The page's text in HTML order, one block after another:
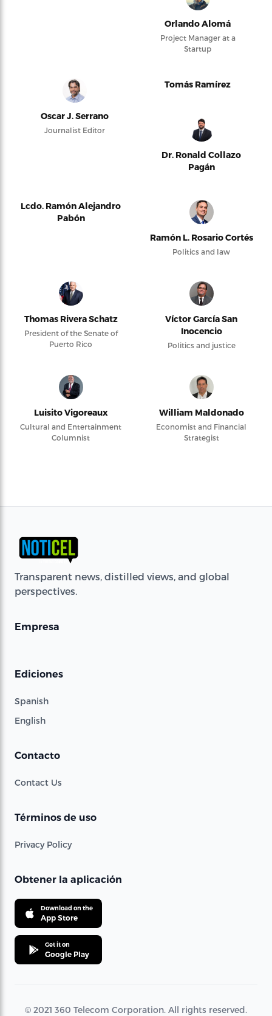
Orlando Alomá
Project Manager at a
Startup
Oscar J. Serrano
Journalist Editor
Tomás Ramírez
Dr. Ronald Collazo
Pagán
Lcdo. Ramón Alejandro
Pabón
Ramón L. Rosario Cortés
Politics and law
Thomas Rivera Schatz
President of the Senate of
Puerto Rico
Víctor García San
Inocencio
Politics and justice
Luisito Vigoreaux
Cultural and Entertainment
Columnist
William Maldonado
Economist and Financial
Strategist
Transparent news, distilled views, and global
perspectives.
Empresa
Ediciones
Spanish
English
Contacto
Contact Us
Términos de uso
Privacy Policy
Obtener la aplicación
Download on the
App Store
Get it on
Google Play
© 2021 360 Telecom Corporation. All rights reserved.